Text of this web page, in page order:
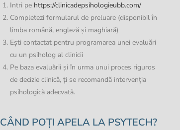
Intri pe https://clinicadepsihologieubb.com/
Completezi formularul de preluare (disponibil în
limba română, engleză și maghiară)
Ești contactat pentru programarea unei evaluări
cu un psiholog al clinicii
Pe baza evaluării și în urma unui proces riguros
de decizie clinică, ți se recomandă intervenția
psihologică adecvată.
CÂND POȚI APELA LA PSYTECH?